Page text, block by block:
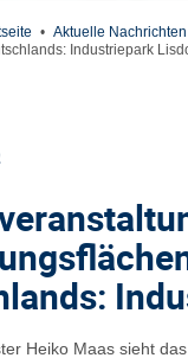
• Aktuelle Nachrichten
Industriepark
Heiko Maas sieht